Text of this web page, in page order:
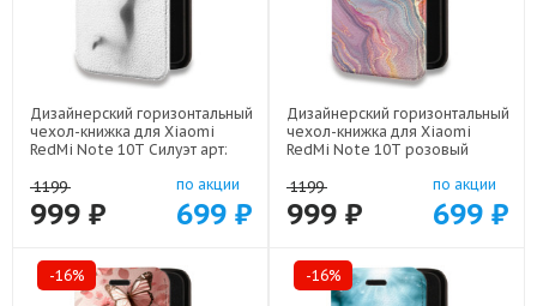
Дизайнерский горизонтальный
чехол-книжка для Xiaomi
RedMi Note 10T Силуэт арт:
1199
999 ₽
по акции
699 ₽
Дизайнерский горизонтальный
чехол-книжка для Xiaomi
RedMi Note 10T розовый
1199
999 ₽
по акции
699 ₽
-16% -16%